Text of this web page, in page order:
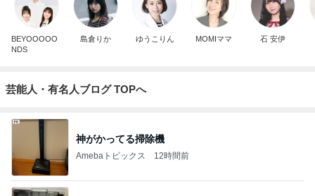
BEYOOOOO
NDS
島倉りか ゆうこりん MOMIママ 石 安伊
芸能人・有名人ブログ TOPへ
神がかってる掃除機
Amebaトピックス 12時間前